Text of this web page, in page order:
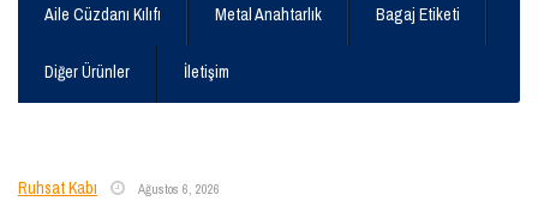
Aile Cüzdanı Kılıfı Metal Anahtarlık Bagaj Etiketi
Diğer Ürünler İletişim
Ruhsat Kabı Ağustos 6, 2026